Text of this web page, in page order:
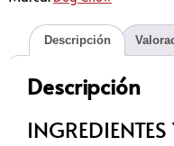
Descripción
Descripción